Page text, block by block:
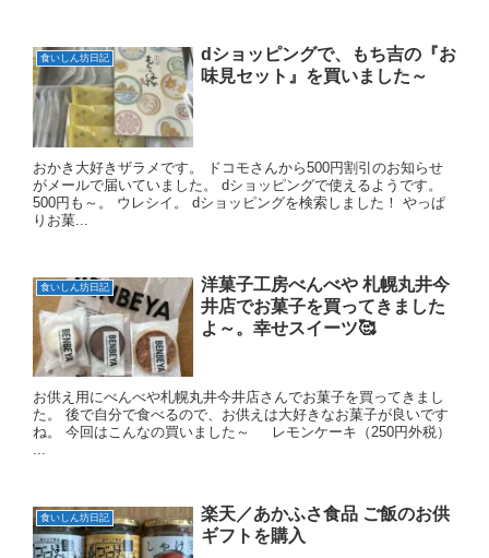
食いしん坊日記
dショッピングで、もち吉の『お
味見セット』を買いました～
おかき大好きザラメです。 ドコモさんから500円割引のお知らせ
がメールで届いていました。 dショッピングで使えるようです。
500円も～。 ウレシイ。 dショッピングを検索しました！ やっぱ
りお菓...
食いしん坊日記
洋菓子工房べんべや 札幌丸井今
井店でお菓子を買ってきました
よ～。幸せスイーツ🥰
お供え用にべんべや札幌丸井今井店さんでお菓子を買ってきまし
た。 後で自分で食べるので、お供えは大好きなお菓子が良いです
ね。 今回はこんなの買いました～ レモンケーキ（250円外税）
...
食いしん坊日記
楽天／あかふさ食品 ご飯のお供
ギフトを購入